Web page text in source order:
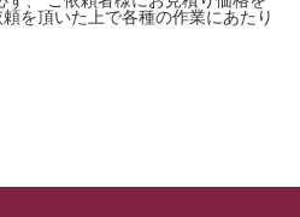
を頂いた上で各種の作業にあたり